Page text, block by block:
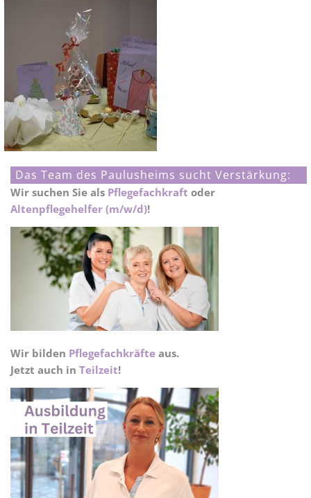
Das Team des Paulusheims sucht Verstärkung:
Wir suchen Sie als Pflegefachkraft oder
Altenpflegehelfer (m/w/d)!
Wir bilden Pflegefachkräfteaus.
Jetzt auch in Teilzeit!